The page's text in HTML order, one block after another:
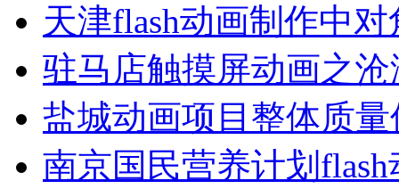
天津flash动画制作中
驻马店触摸屏动画之
盐城动画项目整体质
南京国民营养计划